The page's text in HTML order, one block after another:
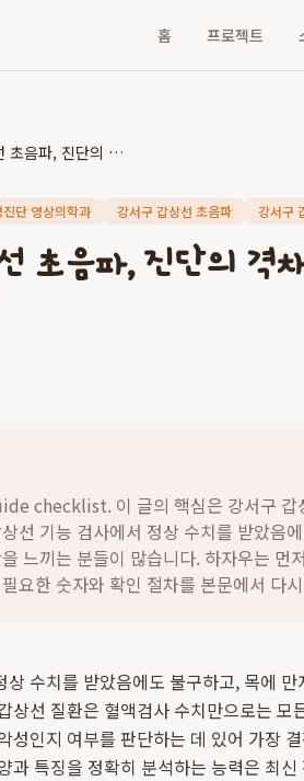
홈 프로젝트
강서구 갑상선 초음파, 진단의 격차를 만드는 영상의학과 전문의의 중요성
진단 영상의학과 강서구 갑상선 초음파 강서구
초음파, 진단의 격
checklist. 이 글의 핵심은 강서구
선 기능 검사에서 정상 수치를 받았음
느끼는 분들이 많습니다. 하자우는 먼
요한 숫자와 확인 절차를 본문에서 다
상 수치를 받았음에도 불구하고, 목에
상선 질환은 혈액검사 수치만으로는
성인지 여부를 판단하는 데 있어 가장
과 특징을 정확히 분석하는 능력은 최